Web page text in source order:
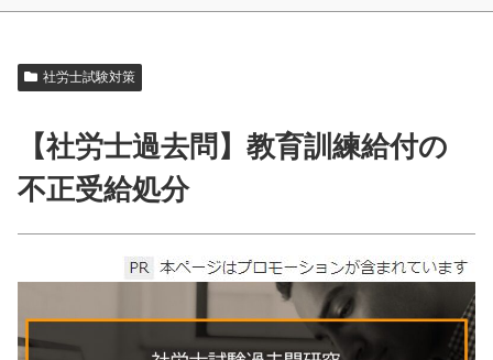
社労士試験対策
【社労士過去問】教育訓練給付の
不正受給処分